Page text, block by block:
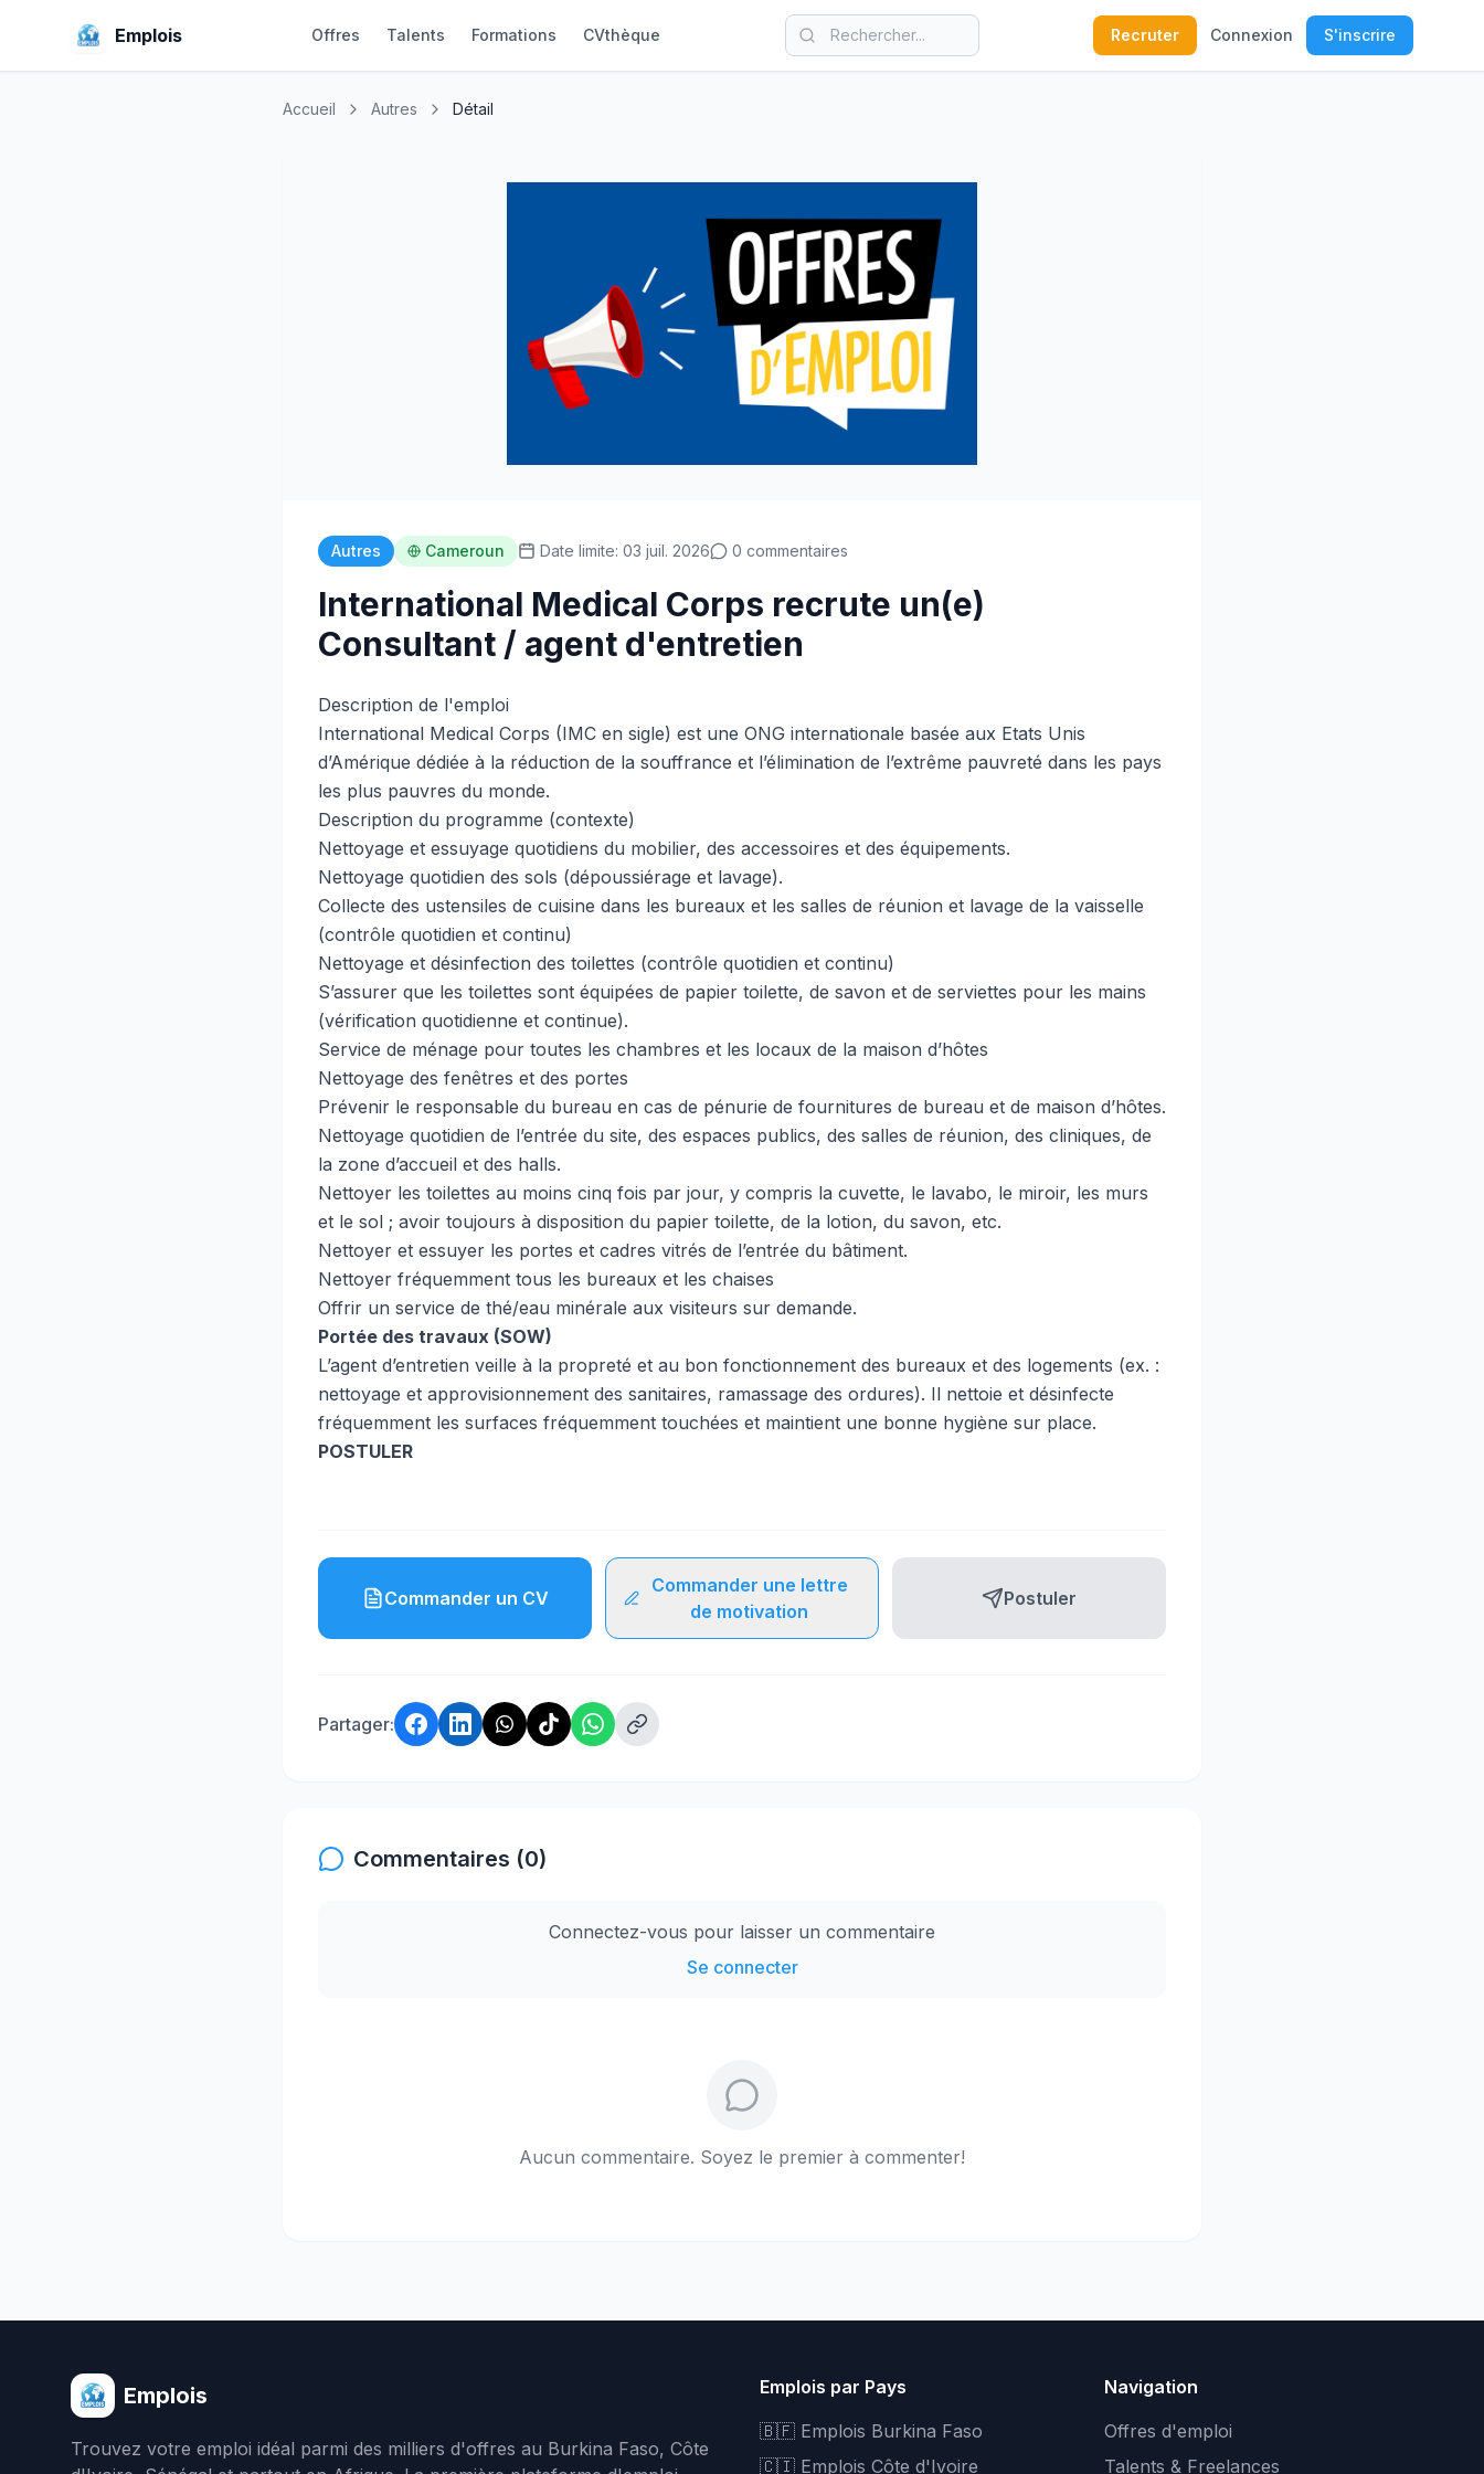
Emplois Offres Talents Formations CVthèque Recruter Connexion S'inscrire
Accueil Autres Détail
Autres Cameroun Date limite: 03 juil. 2026 0 commentaires
International Medical Corps recrute un(e)
Consultant / agent d'entretien
Description de l'emploi
International Medical Corps (IMC en sigle) est une ONG internationale basée aux Etats Unis
d’Amérique dédiée à la réduction de la souffrance et l’élimination de l’extrême pauvreté dans les pays
les plus pauvres du monde.
Description du programme (contexte)
Nettoyage et essuyage quotidiens du mobilier, des accessoires et des équipements.
Nettoyage quotidien des sols (dépoussiérage et lavage).
Collecte des ustensiles de cuisine dans les bureaux et les salles de réunion et lavage de la vaisselle
(contrôle quotidien et continu)
Nettoyage et désinfection des toilettes (contrôle quotidien et continu)
S’assurer que les toilettes sont équipées de papier toilette, de savon et de serviettes pour les mains
(vérification quotidienne et continue).
Service de ménage pour toutes les chambres et les locaux de la maison d’hôtes
Nettoyage des fenêtres et des portes
Prévenir le responsable du bureau en cas de pénurie de fournitures de bureau et de maison d’hôtes.
Nettoyage quotidien de l’entrée du site, des espaces publics, des salles de réunion, des cliniques, de
la zone d’accueil et des halls.
Nettoyer les toilettes au moins cinq fois par jour, y compris la cuvette, le lavabo, le miroir, les murs
et le sol ; avoir toujours à disposition du papier toilette, de la lotion, du savon, etc.
Nettoyer et essuyer les portes et cadres vitrés de l’entrée du bâtiment.
Nettoyer fréquemment tous les bureaux et les chaises
Offrir un service de thé/eau minérale aux visiteurs sur demande.
Portée des travaux (SOW)
L’agent d’entretien veille à la propreté et au bon fonctionnement des bureaux et des logements (ex. :
nettoyage et approvisionnement des sanitaires, ramassage des ordures). Il nettoie et désinfecte
fréquemment les surfaces fréquemment touchées et maintient une bonne hygiène sur place.
POSTULER
Commander un CV
Commander une lettre
de motivation
Postuler
Partager:
Commentaires (0)
Connectez-vous pour laisser un commentaire
Se connecter
Aucun commentaire. Soyez le premier à commenter!
Emplois
Trouvez votre emploi idéal parmi des milliers d'offres au Burkina Faso, Côte
Emplois par Pays
🇧🇫 Emplois Burkina Faso
🇨🇮 Emplois Côte d'Ivoire
Navigation
Offres d'emploi
Talents & Freelances